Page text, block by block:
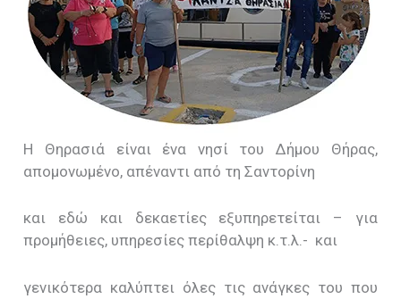
Η Θηρασιά είναι ένα νησί του Δήμου Θήρας,
απομονωμένο, απέναντι από τη Σαντορίνη
και εδώ και δεκαετίες εξυπηρετείται – για
προμήθειες, υπηρεσίες περίθαλψη κ.τ.λ.- και
γενικότερα καλύπτει όλες τις ανάγκες του που